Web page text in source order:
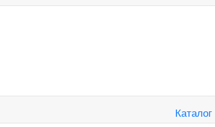
Каталог